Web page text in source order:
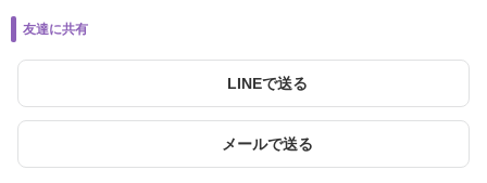
友達に共有
LINEで送る
メールで送る